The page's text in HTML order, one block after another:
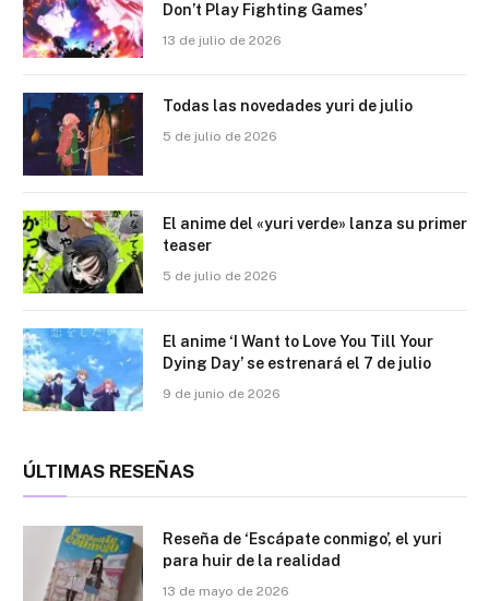
Don’t Play Fighting Games’
13 de julio de 2026
Todas las novedades yuri de julio
5 de julio de 2026
El anime del «yuri verde» lanza su primer
teaser
5 de julio de 2026
El anime ‘I Want to Love You Till Your
Dying Day’ se estrenará el 7 de julio
9 de junio de 2026
ÚLTIMAS RESEÑAS
Reseña de ‘Escápate conmigo’, el yuri
para huir de la realidad
13 de mayo de 2026